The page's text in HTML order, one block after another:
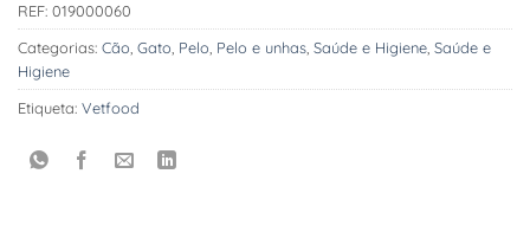
REF: 019000060
Categorias: Cão Gato Pelo Pelo e unhas Saúde e Higiene Saúde e
Higiene
Etiqueta: Vetfood